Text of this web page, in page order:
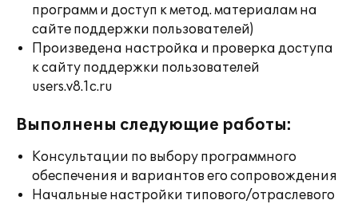
программ и доступ к метод. материалам на
сайте поддержки пользователей)
Произведена настройка и проверка доступа
к сайту поддержки пользователей
users.v8.1c.ru
Выполнены следующие работы:
Консультации по выбору программного
обеспечения и вариантов его сопровождения
Начальные настройки типового/отраслевого